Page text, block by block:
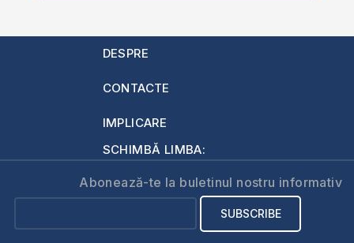
DESPRE
CONTACTE
IMPLICARE
SCHIMBĂ LIMBA:
Abonează-te la buletinul nostru informativ